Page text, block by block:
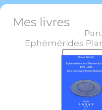
Mes livres
Ephémérides